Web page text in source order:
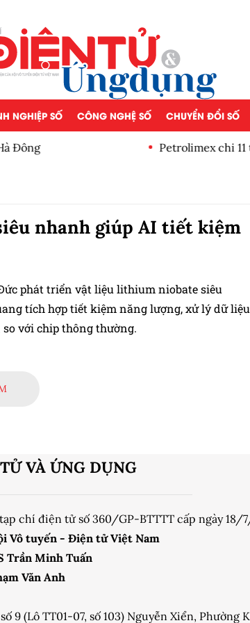
NGHIỆP SỐ CÔNG NGHỆ SỐ CHUYỂN ĐỔI SỐ
Petrolimex chi 11 tỷ
nhanh giúp AI tiết kiệm
phát triển vật liệu lithium niobate siêu
tích hợp tiết kiệm năng lượng, xử lý dữ liệu
với chip thông thường.
VÀ ỨNG DỤNG
chí điện tử số 360/GP-BTTTT cấp ngày 18/
Vô tuyến - Điện tử Việt Nam
Trần Minh Tuấn
Văn Anh
9 (Lô TT01-07, số 103) Nguyễn Xiển, Phường